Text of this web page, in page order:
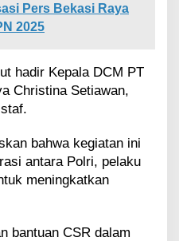
Pers Bekasi Raya
2025
hadir Kepala DCM PT
Christina Setiawan,
bahwa kegiatan ini
antara Polri, pelaku
meningkatkan
bantuan CSR dalam